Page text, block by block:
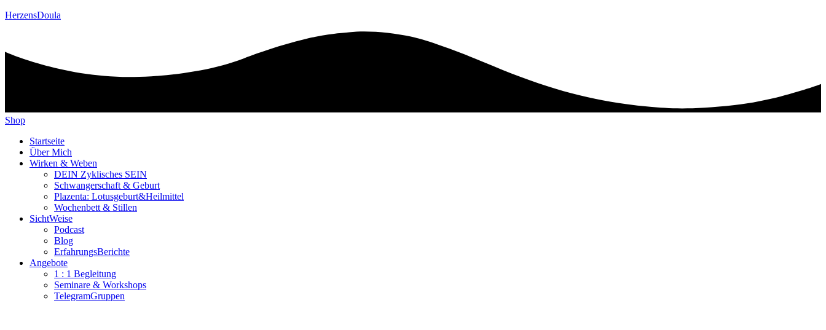
HerzensDoula
Shop
Startseite
Über Mich
Wirken & Weben
DEIN Zyklisches SEIN
Schwangerschaft & Geburt
Plazenta: Lotusgeburt&Heilmittel
Wochenbett & Stillen
SichtWeise
Podcast
Blog
ErfahrungsBerichte
Angebote
1 : 1 Begleitung
Seminare & Workshops
TelegramGruppen